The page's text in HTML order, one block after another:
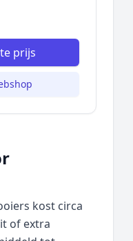
prijs
kost circa
of extra